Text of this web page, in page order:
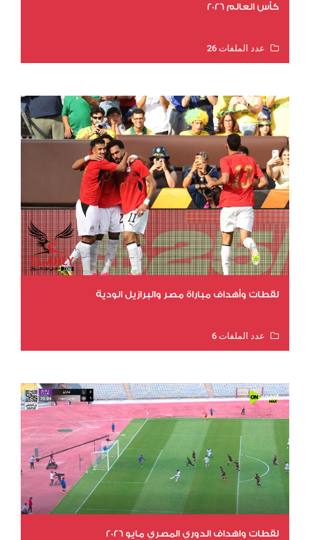
كأس العالم 2026
عدد الملفات 26
لقطات وأهداف مباراة مصر والبرازيل الودية
عدد الملفات 6
لقطات واهداف الدوري المصري مايو 2026